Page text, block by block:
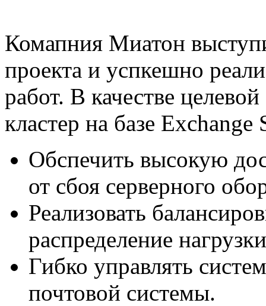
Комапния Миатон
проекта и успкешно
работ. В качестве
кластер на базе
Обспечить высокую
от сбоя серверного
Реализовать
распределение
Гибко управлять
почтовой системы.